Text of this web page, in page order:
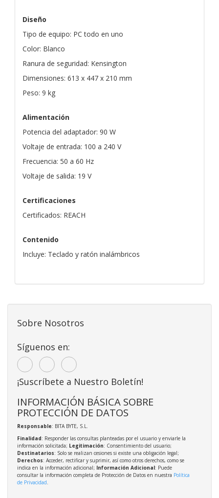
Diseño
Tipo de equipo: PC todo en uno
Color: Blanco
Ranura de seguridad: Kensington
Dimensiones: 613 x 447 x 210 mm
Peso: 9 kg
Alimentación
Potencia del adaptador: 90 W
Voltaje de entrada: 100 a 240 V
Frecuencia: 50 a 60 Hz
Voltaje de salida: 19 V
Certificaciones
Certificados: REACH
Contenido
Incluye: Teclado y ratón inalámbricos
Sobre Nosotros
Síguenos en:
¡Suscríbete a Nuestro Boletín!
INFORMACIÓN BÁSICA SOBRE
PROTECCIÓN DE DATOS
Responsable: BITA BYTE, S.L.
Finalidad: Responder las consultas planteadas por el usuario y enviarle la
información solicitada; Legitimación: Consentimiento del usuario;
Destinatarios: Solo se realizan cesiones si existe una obligación legal;
Derechos: Acceder, rectificar y suprimir, así como otros derechos, como se
indica en la información adicional; Información Adicional: Puede
consultar la información completa de Protección de Datos en nuestra Política
de Privacidad